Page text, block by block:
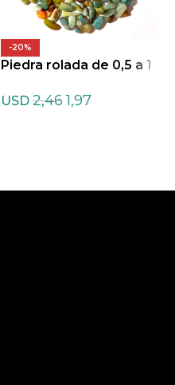
-20%
Piedra rolada de 0,5 a 1
a
USD 2,461,97